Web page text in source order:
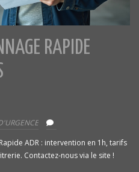
RAPIDE
ADR : intervention en 1h, tarifs
Contactez-nous via le site !